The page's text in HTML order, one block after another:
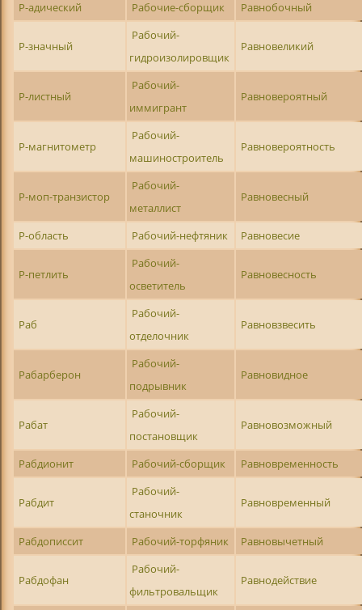
Р-адический Рабочие-сборщик Равнобочный
Р-значный
Рабочий-
гидроизолировщик
Равновеликий
Р-листный
Рабочий-
иммигрант
Равновероятный
Р-магнитометр
Рабочий-
машиностроитель
Равновероятность
Р-моп-транзистор
Рабочий-
металлист
Равновесный
Р-область Рабочий-нефтяник Равновесие
Р-петлить
Рабочий-
осветитель
Равновесность
Раб
Рабочий-
отделочник
Равновзвесить
Рабарберон
Рабочий-
подрывник
Равновидное
Рабат
Рабочий-
постановщик
Равновозможный
Рабдионит Рабочий-сборщик Равновременность
Рабдит
Рабочий-
станочник
Равновременный
Рабдописсит Рабочий-торфяник Равновычетный
Рабдофан
Рабочий-
фильтровальщик
Равнодействие